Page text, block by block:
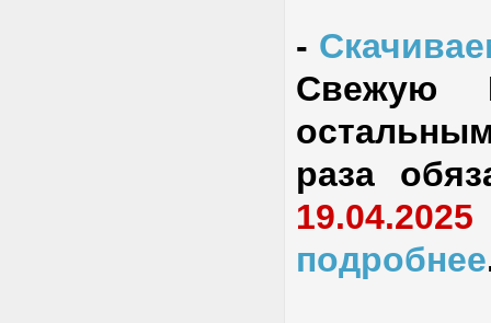
-
Свежую
раза
19.04.2025
подробнее